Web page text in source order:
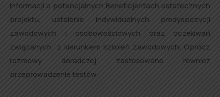
informacji o potencjalnych Beneficjentach ostatecznych
projektu, ustalenie indywidualnych predyspozycji
zawodowych i osobowościowych oraz oczekiwań
związanych z kierunkiem szkoleń zawodowych. Oprócz
rozmowy doradczej zastosowano również
przeprowadzenie testów: